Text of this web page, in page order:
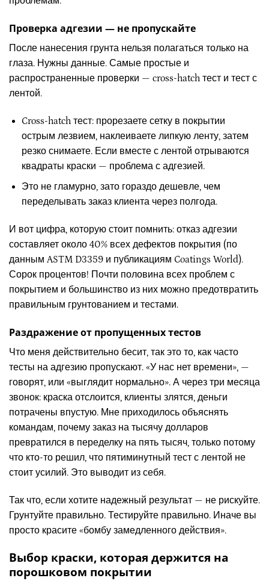
Проверка адгезии — не пропускайте
После нанесения грунта нельзя полагаться только на
глаза. Нужны данные. Самые простые и
распространенные проверки — cross-hatch тест и тест с
лентой.
Cross-hatch тест: прорезаете сетку в покрытии
острым лезвием, наклеиваете липкую ленту, затем
резко снимаете. Если вместе с лентой отрываются
квадраты краски — проблема с адгезией.
Это не гламурно, зато гораздо дешевле, чем
переделывать заказ клиента через полгода.
И вот цифра, которую стоит помнить: отказ адгезии
составляет около 40% всех дефектов покрытия (по
данным ASTM D3359 и публикациям Coatings World).
Сорок процентов! Почти половина всех проблем с
покрытием и большинство из них можно предотвратить
правильным грунтованием и тестами.
Раздражение от пропущенных тестов
Что меня действительно бесит, так это то, как часто
тесты на адгезию пропускают. «У нас нет времени», —
говорят, или «выглядит нормально». А через три месяца
звонок: краска отслоится, клиенты злятся, деньги
потрачены впустую. Мне приходилось объяснять
командам, почему заказ на тысячу долларов
превратился в переделку на пять тысяч, только потому
что кто-то решил, что пятиминутный тест с лентой не
стоит усилий. Это выводит из себя.
Так что, если хотите надежный результат — не рискуйте.
Грунтуйте правильно. Тестируйте правильно. Иначе вы
просто красите «бомбу замедленного действия».
Выбор краски, которая держится на
порошковом покрытии